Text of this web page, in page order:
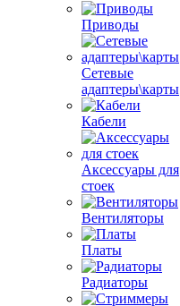
Приводы
Сетевые
адаптеры\карты
Кабели
Аксессуары для
стоек
Вентиляторы
Платы
Радиаторы